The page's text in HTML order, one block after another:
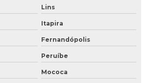
Lins
Itapira
Fernandópolis
Peruíbe
Mococa